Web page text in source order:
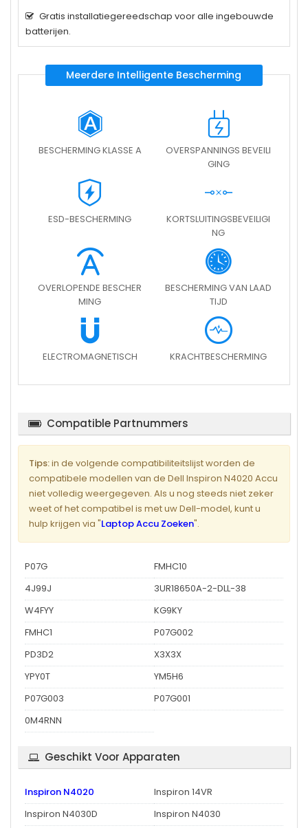
Gratis installatiegereedschap voor alle ingebouwde
batterijen.
Meerdere Intelligente Bescherming
BESCHERMING KLASSE A
OVERSPANNINGS BEVEILI
GING
ESD-BESCHERMING
KORTSLUITINGSBEVEILIGI
NG
OVERLOPENDE BESCHER
MING
BESCHERMING VAN LAAD
TIJD
ELECTROMAGNETISCH KRACHTBESCHERMING
Compatible Partnummers
Tips:in de volgende compatibiliteitslijst worden de
compatibele modellen van de Dell Inspiron N4020 Accu
niet volledig weergegeven. Als u nog steeds niet zeker
weet of het compatibel is met uw Dell-model, kunt u
hulp krijgen via "Laptop Accu Zoeken".
P07G
FMHC10
4J99J
3UR18650A-2-DLL-38
W4FYY
KG9KY
FMHC1
P07G002
PD3D2
X3X3X
YPY0T
YM5H6
P07G003
P07G001
0M4RNN
Geschikt Voor Apparaten
Inspiron N4020
Inspiron 14VR
Inspiron N4030D
Inspiron N4030